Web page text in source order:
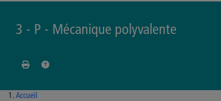
3 - P - Mécanique polyvalente
Accueil